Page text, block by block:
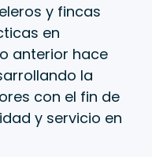
y fincas
en
anterior hace
la
con el fin de
y servicio en